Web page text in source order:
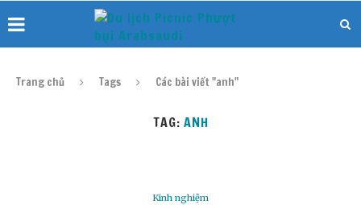
Trang chủ Tags Các bài viết "anh"
TAG: ANH
Kinh nghiệm